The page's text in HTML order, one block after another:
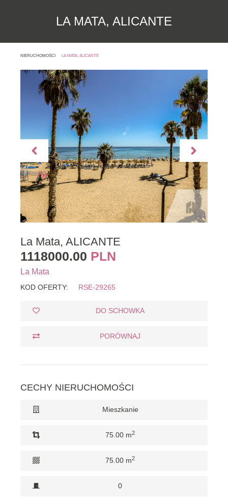
LA MATA, ALICANTE
NIERUCHOMOŚCI LA MATA, ALICANTE
La Mata, ALICANTE
1118000.00 PLN
La Mata
KOD OFERTY: RSE-29265
DO SCHOWKA
PORÓWNAJ
CECHY NIERUCHOMOŚCI
Mieszkanie
75.00 m2
75.00 m2
0